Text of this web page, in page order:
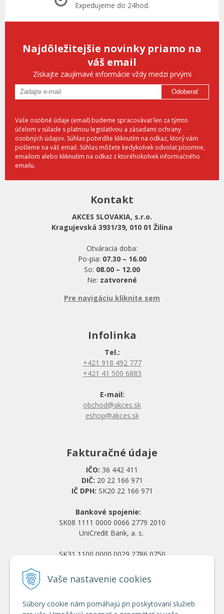
Vaše nastavenie cookies
Súbory cookie nám pomáhajú pri poskytovaní služieb
Expedujeme do 24hod.
Najdôležitejšie novinky priamo na
váš email
Získajte zaujímavé informácie vždy medzi prvými
Odoberať
Vaše osobné údaje (email) budeme spracovávať len za týmto
účelom v súlade s platnou legislatívou a zásadami ochrany
osobných údajov. Súhlas potvrdíte kliknutím na odkaz, ktorý vám
pošleme na váš email. Súhlas môžete kedykoľvek odvolať písomne,
emailom alebo kliknutím na odkaz z ktoréhokoľvek informačného
emailu.
Kontakt
AKCES SLOVAKIA, s.r.o.
Kragujevská 3931/39, 010 01 Žilina
Otváracia doba:
Po-pia: 07.30 – 16.00
So: 08.00 – 12.00
Ne: zatvorené
Pre navigáciu kliknite sem
Infolinka
Tel.:
+421 918 492 777
+421 41 500 6883
E-mail:
obchod@akces.sk
eshop@akces.sk
Fakturačné údaje
IČO: 36 442 411
DIČ: 20 22 166 971
IČ DPH: SK20 22 166 971
Bankové spojenie:
SK08 1111 0000 0066 2779 2010
UniCredit Bank, a. s.
SK31 1100 0000 0029 2786 0750
Obchodné podmienky